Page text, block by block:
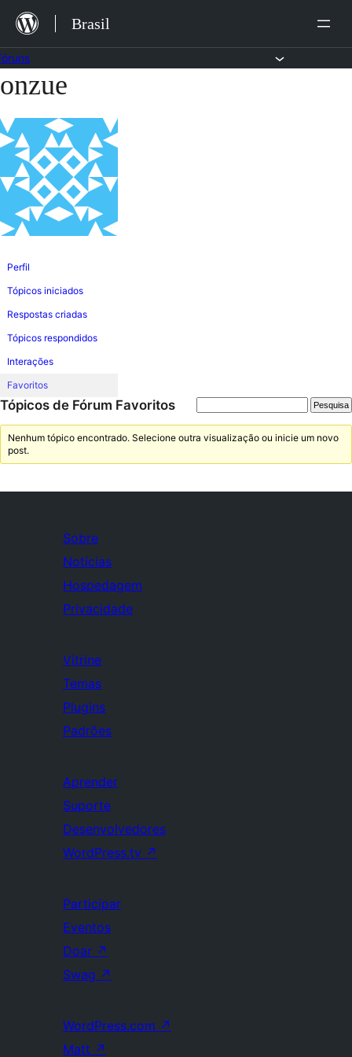
para
o
conteúdo
Brasil
Pular
o
conteúdo
onzue
Perfil
Tópicos iniciados
Respostas criadas
Tópicos respondidos
Interações
Favoritos
Tópicos de Fórum Favoritos
Nenhum tópico encontrado. Selecione outra visualização ou inicie um novo
post.
Sobre
Notícias
Hospedagem
Privacidade
Vitrine
Temas
Plugins
Padrões
Aprender
Suporte
Desenvolvedores
WordPress.tv ↗
Participar
Eventos
Doar ↗
Swag ↗
WordPress.com ↗
Matt ↗